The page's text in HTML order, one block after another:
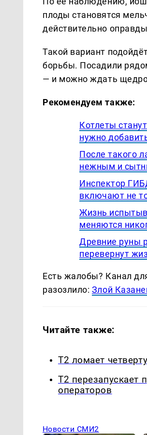
плоды становятся
действительно
Такой вариант
борьбы. Посадили
— и можно ждать
Рекомендуем также:
Котлеты
нужно
После такого
нежным и
Инспектор
включают не
Жизнь
меняются
Древние руны
перевернут
Есть жалобы? Канал
разозлило: Злой
Читайте также:
Т2 ломает
Т2 перезапускает
операторов
Новости СМИ2